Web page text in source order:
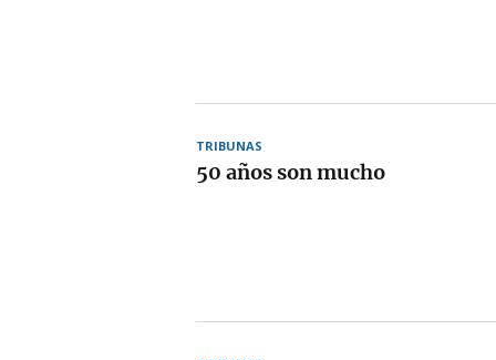
TRIBUNAS
50 años son mucho